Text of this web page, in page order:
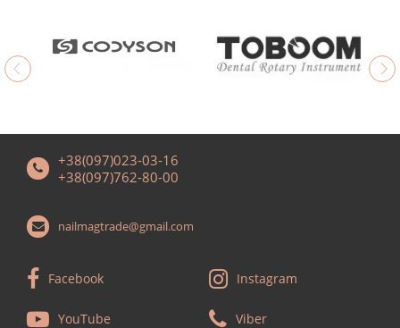
+38(097)023-03-16
+38(097)762-80-00
nailmagtrade@gmail.com
Facebook Instagram
YouTube Viber